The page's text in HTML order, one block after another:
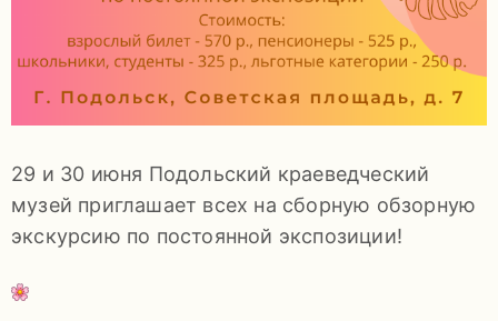
(4967)
92-
34
pdls_mukpmuzey@mosreg.ru
29 и 30 июня Подольский краеведческий
музей приглашает всех на сборную обзорную
экскурсию по постоянной экспозиции!